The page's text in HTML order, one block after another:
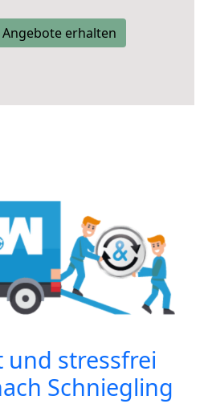
erhalten
und stressfrei
Schniegling